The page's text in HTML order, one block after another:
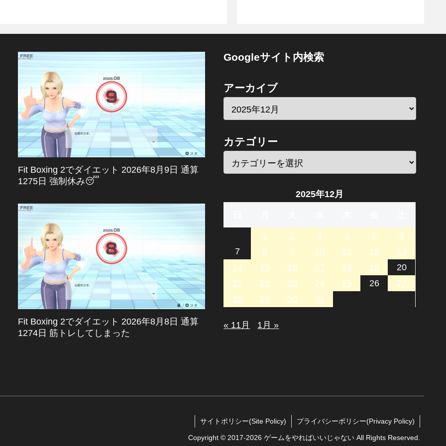
Fit Boxing 2でダイエット 2026年8月9日 通算
1275日 強制休み😴
Fit Boxing 2でダイエット 2026年8月8日 通算
1274日 筋トレしてしまった
Googleサイト内検索
アーカイブ
カテゴリー
2025年12月
1 2 3 4 5
6
7
8 9 10 11 12
13
14
15 16 17 18 19
20
21
22 23 24 25 26
27
28
29 30 31
« 11月 1月 »
サイトポリシー(Site Policy) プライバシーポリシー(Privacy Policy)
Copyright © 2017-2026 ゲームをやればいいじゃない All Rights Reserved.